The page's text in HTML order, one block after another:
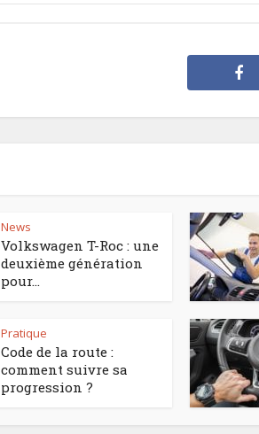
News
Volkswagen T-Roc : une
deuxième génération
pour...
Pratique
Code de la route :
comment suivre sa
progression ?